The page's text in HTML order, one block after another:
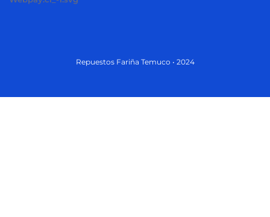
Repuestos Fariña Temuco • 2024